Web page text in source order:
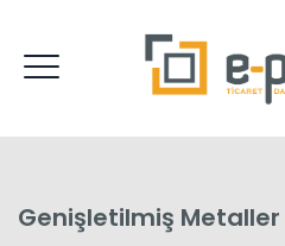
Genişletilmiş Metaller